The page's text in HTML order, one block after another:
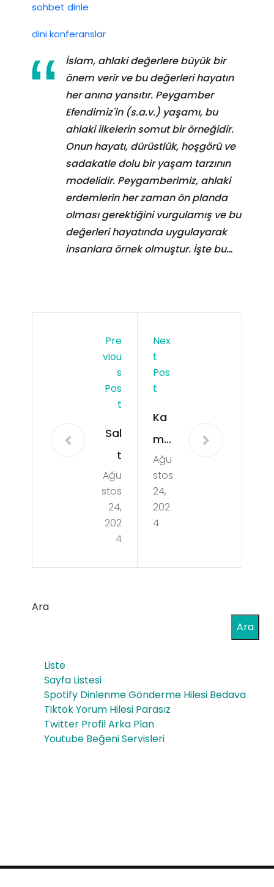
sohbet dinle
dini konferanslar
İslam, ahlaki değerlere büyük bir
önem verir ve bu değerleri hayatın
her anına yansıtır. Peygamber
Efendimiz'in (s.a.v.) yaşamı, bu
ahlaki ilkelerin somut bir örneğidir.
Onun hayatı, dürüstlük, hoşgörü ve
sadakatle dolu bir yaşam tarzının
modelidir. Peygamberimiz, ahlaki
erdemlerin her zaman ön planda
olması gerektiğini vurgulamış ve bu
değerleri hayatında uygulayarak
insanlara örnek olmuştur. İşte bu…
Pre
Viou
S
Pos
T
Sal
t
Likit
mi
Fre
eb
ase
Da
ha
Uyg
Ağu
stos
24,
202
4
Nex
T
Pos
T
Ka
ma
gra
Jel
Hak
kın
Mer
ve
Ce
Ağu
stos
24,
202
4
Ara
Ara
Liste
Sayfa Listesi
Spotify Dinlenme Gönderme Hilesi Bedava
Tiktok Yorum Hilesi Parasız
Twitter Profil Arka Plan
Youtube Beğeni Servisleri